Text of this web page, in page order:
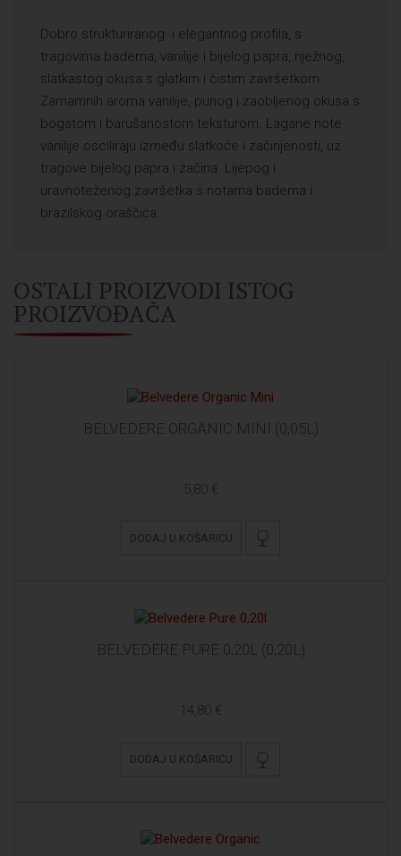
Dobro strukturiranog i elegantnog profila, s
tragovima badema, vanilije i bijelog papra, nježnog,
slatkastog okusa s glatkim i čistim završetkom.
Zamamnih aroma vanilije, punog i zaobljenog okusa s
bogatom i barušanostom teksturom. Lagane note
vanilije osciliraju između slatkoće i začinjenosti, uz
tragove bijelog papra i začina. Lijepog i
uravnoteženog završetka s notama badema i
brazilskog oraščića.
OSTALI PROIZVODI ISTOG
PROIZVOĐAČA
BELVEDERE ORGANIC MINI (0,05L)
5,80 €
DODAJ U KOŠARICU
BELVEDERE PURE 0,20L (0,20L)
14,80 €
DODAJ U KOŠARICU